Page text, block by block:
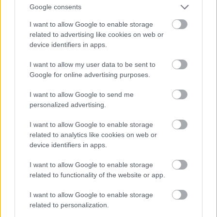
Google consents
I want to allow Google to enable storage
related to advertising like cookies on web or
device identifiers in apps.
I want to allow my user data to be sent to
Google for online advertising purposes.
I want to allow Google to send me
personalized advertising.
I want to allow Google to enable storage
related to analytics like cookies on web or
device identifiers in apps.
I want to allow Google to enable storage
related to functionality of the website or app.
I want to allow Google to enable storage
related to personalization.
hajói igazából nem voltak jók sem torpedó-csatahajónak,
sem csatacirkálónak. A hajók harci értéke nem érte el azt a
szintet, ami megépítésüket indokolhatta volna.
tehát lekerültek a napirendről. Hasznos kisegítő
fegyverekként azonban egyre használhatóbbnak tűntek.
Az 1898-as amerikai–spanyol háborút követően az US
Navy nagy hadihajóiról még leszereltették a torpedókat,
melyek haszontalan, ám ugyanakkor nagyon
balesetveszélyes eszközöknek bizonyultak. A torpedók
csak 1903-tól kerültek vissza az amerikai csatahajókra.
Mostanra viszont a torpedók megbízhatósága és
Hatótávolságuk az első világháborúra már a tízezer métert
közelítette. A haditengerészet vezetése komolyan
gondolkozott azon, hogy új csatahajóikat – Rodgers és
Schofield ötleteinek utolsó visszhangjaként – nyolc
torpedóvető csővel szereljék fel. A súlytöbblet, és a